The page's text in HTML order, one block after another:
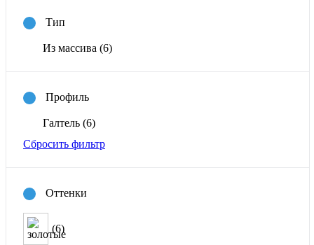
Тип
Из массива (6)
Профиль
Галтель (6)
Сбросить фильтр
Оттенки
(6)